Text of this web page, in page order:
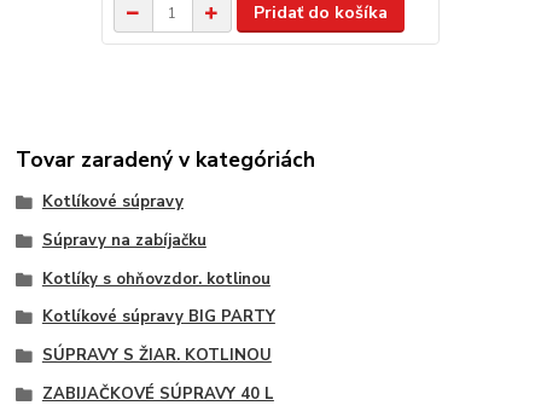
Pridať do košíka
Tovar zaradený v kategóriách
Kotlíkové súpravy
Súpravy na zabíjačku
Kotlíky s ohňovzdor. kotlinou
Kotlíkové súpravy BIG PARTY
SÚPRAVY S ŽIAR. KOTLINOU
ZABIJAČKOVÉ SÚPRAVY 40 L